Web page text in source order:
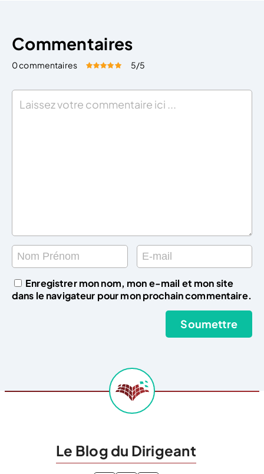
Commentaires
0 commentaires Évaluez cet article:
5/5
Enregistrer mon nom, mon e-mail et mon site
dans le navigateur pour mon prochain commentaire.
Le Blog du Dirigeant